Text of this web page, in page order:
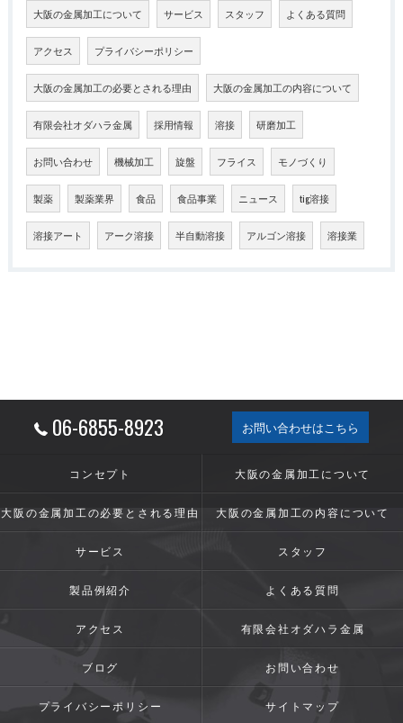
大阪の金属加工について サービス スタッフ よくある質問
アクセス プライバシーポリシー
大阪の金属加工の必要とされる理由 大阪の金属加工の内容について
有限会社オダハラ金属 採用情報 溶接 研磨加工
お問い合わせ 機械加工 旋盤 フライス モノづくり
製薬 製薬業界 食品 食品事業 ニュース tig溶接
溶接アート アーク溶接 半自動溶接 アルゴン溶接 溶接業
06-6855-8923 お問い合わせはこちら
コンセプト 大阪の金属加工について
大阪の金属加工の必要とされる理由 大阪の金属加工の内容について
サービス スタッフ
製品例紹介 よくある質問
アクセス 有限会社オダハラ金属
ブログ お問い合わせ
プライバシーポリシー サイトマップ